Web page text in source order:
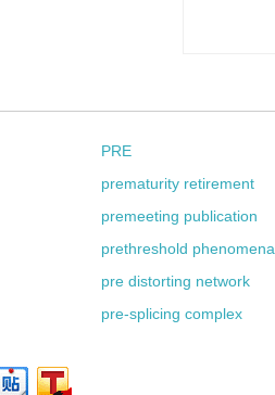
PRE
prematurity retirement
premeeting publication
prethreshold phenomena
pre distorting network
pre-splicing complex